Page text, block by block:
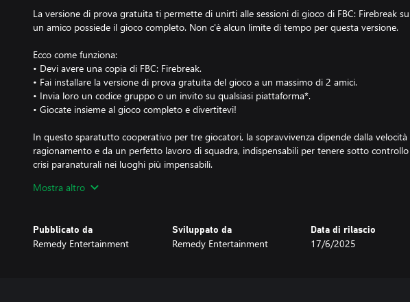
La versione di prova gratuita ti permette di unirti alle sessioni di gioco di FBC: Firebreak
un amico possiede il gioco completo. Non c'è alcun limite di tempo per questa versione.
Ecco come funziona:
• Devi avere una copia di FBC: Firebreak.
• Fai installare la versione di prova gratuita del gioco a un massimo di 2 amici.
• Invia loro un codice gruppo o un invito su qualsiasi piattaforma*.
• Giocate insieme al gioco completo e divertitevi!
In questo sparatutto cooperativo per tre giocatori, la sopravvivenza dipende dalla velocità
ragionamento e da un perfetto lavoro di squadra, indispensabili per tenere sotto
crisi paranaturali nei luoghi più impensabili.
*Usare la versione di prova gratuita richiede almeno un abbonamento a Xbox Game Pass
Mostra altro
Pubblicato da
Remedy Entertainment
Sviluppato da
Remedy Entertainment
Data di rilascio
17/6/2025